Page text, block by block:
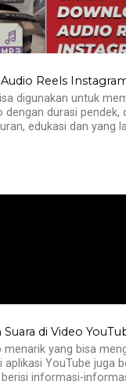
Reels
digunakan untuk
dengan durasi pendek,
edukasi dan yang
di Video
menarik yang bisa
aplikasi YouTube juga
informasi-